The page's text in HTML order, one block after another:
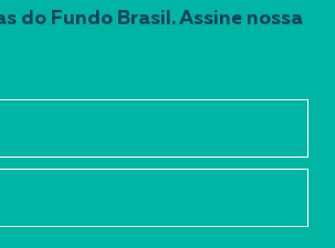
do Fundo Brasil. Assine nossa